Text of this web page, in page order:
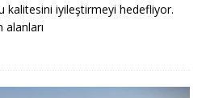
kalitesini iyileştirmeyi hedefliyor.
alanları